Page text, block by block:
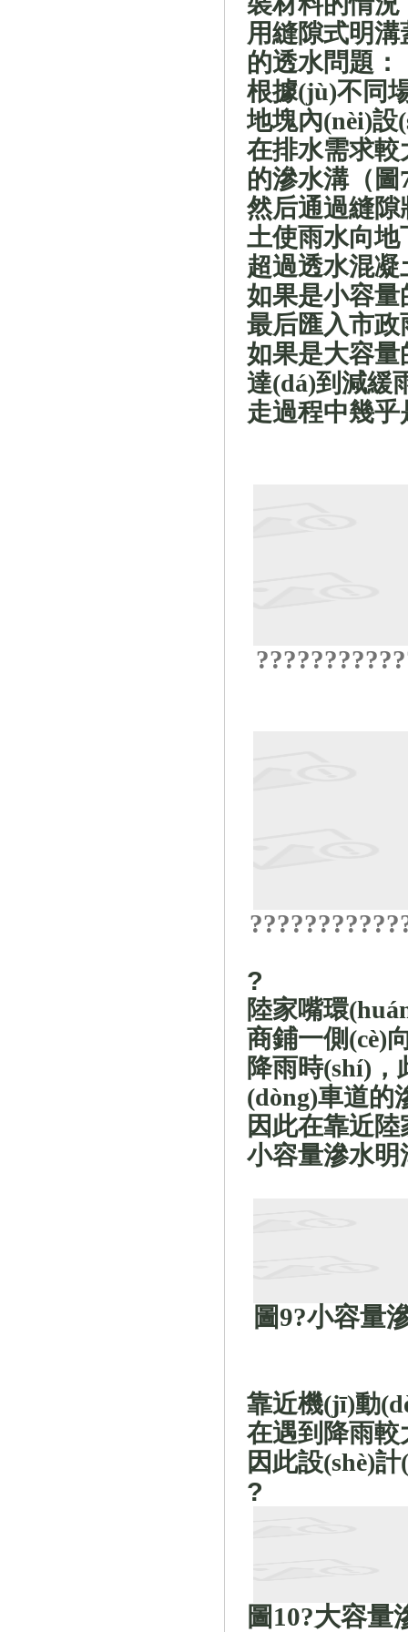
用縫隙式明
的透水問題：
根據(jù)不同
地塊內(nèi)設
在排水需求較
的滲水溝（圖
然后通過縫
土使雨水向地
超過透水混凝
如果是小容
最后匯入市政
如果是大容量
達(dá)到減緩
走過程中幾乎是
???????????
???????????
?
陸家嘴環
商鋪一側(cè)
降雨時(shí)
(dòng)車道的
因此在靠近
小容量滲水明
圖9?小容量
靠近機(jī)動
在遇到降雨較
因此設(shè)
?
圖 10?大容量